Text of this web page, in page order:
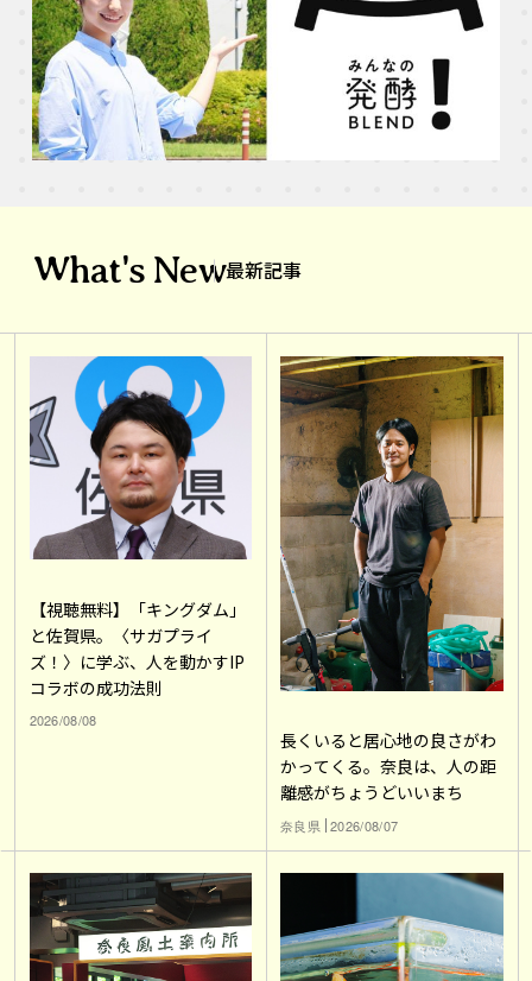
What's New最新記事
【視聴無料】「キングダム」
と佐賀県。〈サガプライ
ズ！〉に学ぶ、人を動かすIP
コラボの成功法則
2026/08/08
長くいると居心地の良さがわ
かってくる。奈良は、人の距
離感がちょうどいいまち
奈良県 2026/08/07